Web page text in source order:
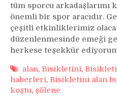
tüm sporcu arkadaşlarımı
önemli bir spor aracıdır.
çeşitli etkinliklerimiz
düzenlenmesinde emeği
herkese teşekkür
alan, Bisikletini,
haberleri, Bisikletini alan
koştu, şölene